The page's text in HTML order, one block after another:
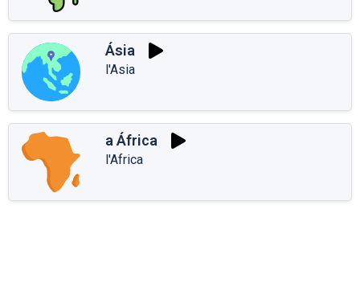
Ásia
l'Asia
a África
l'Africa